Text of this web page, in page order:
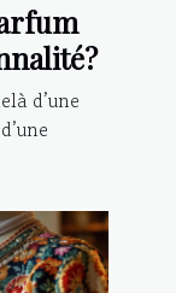
d’une